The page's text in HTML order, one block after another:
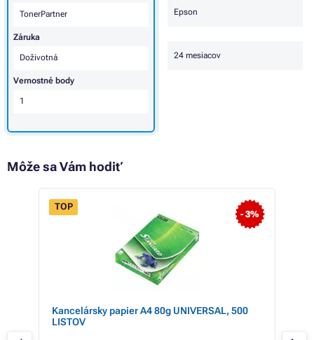
Epson
24 mesiacov
TonerPartner
Záruka
Doživotná
Vernostné body
1
Môže sa Vám hodiť
- 3%
TOP
Kancelársky papier A4 80g UNIVERSAL, 500
LISTOV